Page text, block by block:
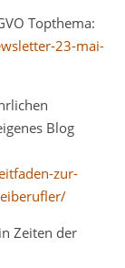
Topthema:
23-mai-
Blog
zur-
Zeiten der